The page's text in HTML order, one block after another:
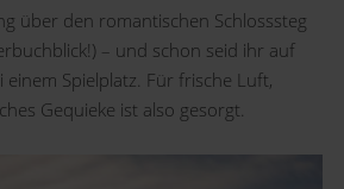
über den romantischen Schlosssteg
– und schon seid ihr auf
einem Spielplatz. Für frische Luft,
Gequieke ist also gesorgt.